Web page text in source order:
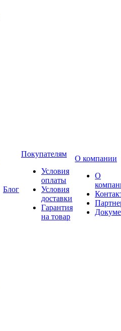
Блог
Покупателям
Условия
оплаты
Условия
доставки
Гарантия
на товар
О компании
О